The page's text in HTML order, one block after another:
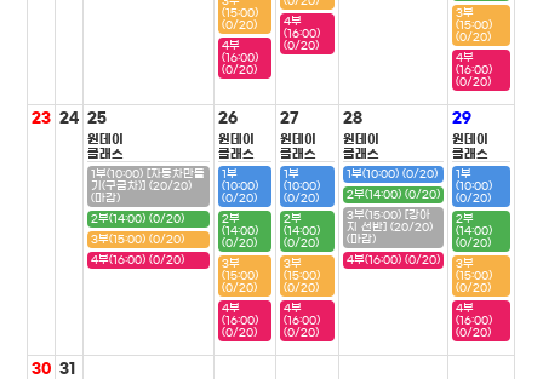
(15:00)
(0/20)
4부
(16:00)
(0/20)
4부
(16:00)
(0/20)
3부
(15:00)
(0/20)
4부
(16:00)
(0/20)
23 24 25
원데이
클래스
1부(10:00) [자동차만들
기(구급차)] (20/20)
(마감)
2부(14:00) (0/20)
3부(15:00) (0/20)
4부(16:00) (0/20)
26
원데이
클래스
1부
(10:00)
(0/20)
2부
(14:00)
(0/20)
3부
(15:00)
(0/20)
4부
(16:00)
(0/20)
27
원데이
클래스
1부
(10:00)
(0/20)
2부
(14:00)
(0/20)
3부
(15:00)
(0/20)
4부
(16:00)
(0/20)
28
원데이
클래스
1부(10:00) (0/20)
2부(14:00) (0/20)
3부(15:00) [강아
지 선반] (20/20)
(마감)
4부(16:00) (0/20)
29
원데이
클래스
1부
(10:00)
(0/20)
2부
(14:00)
(0/20)
3부
(15:00)
(0/20)
4부
(16:00)
(0/20)
30 31